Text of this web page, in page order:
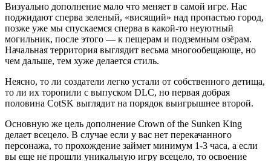
Визуально дополнение мало что меняет в самой игре. Нас
поджидают сперва зеленый, «висящий» над пропастью город,
позже уже мы спускаемся сперва в какой-то неуютный
могильник, после этого — к пещерам и подземным озёрам.
Начальная территория выглядит весьма многообещающе, но
чем дальше, тем хуже делается стиль.
Неясно, то ли создатели легко устали от собственного детища,
то ли их торопили с выпуском DLC, но первая добрая
половина CotSK выглядит на порядок выигрышнее второй.
Основную же цель дополнение Crown of the Sunken King
делает всецело. В случае если у вас нет перекачанного
персонажа, то прохождение займет минимум 1-3 часа, а если
вы еще не прошли уникальную игру всецело, то освоение